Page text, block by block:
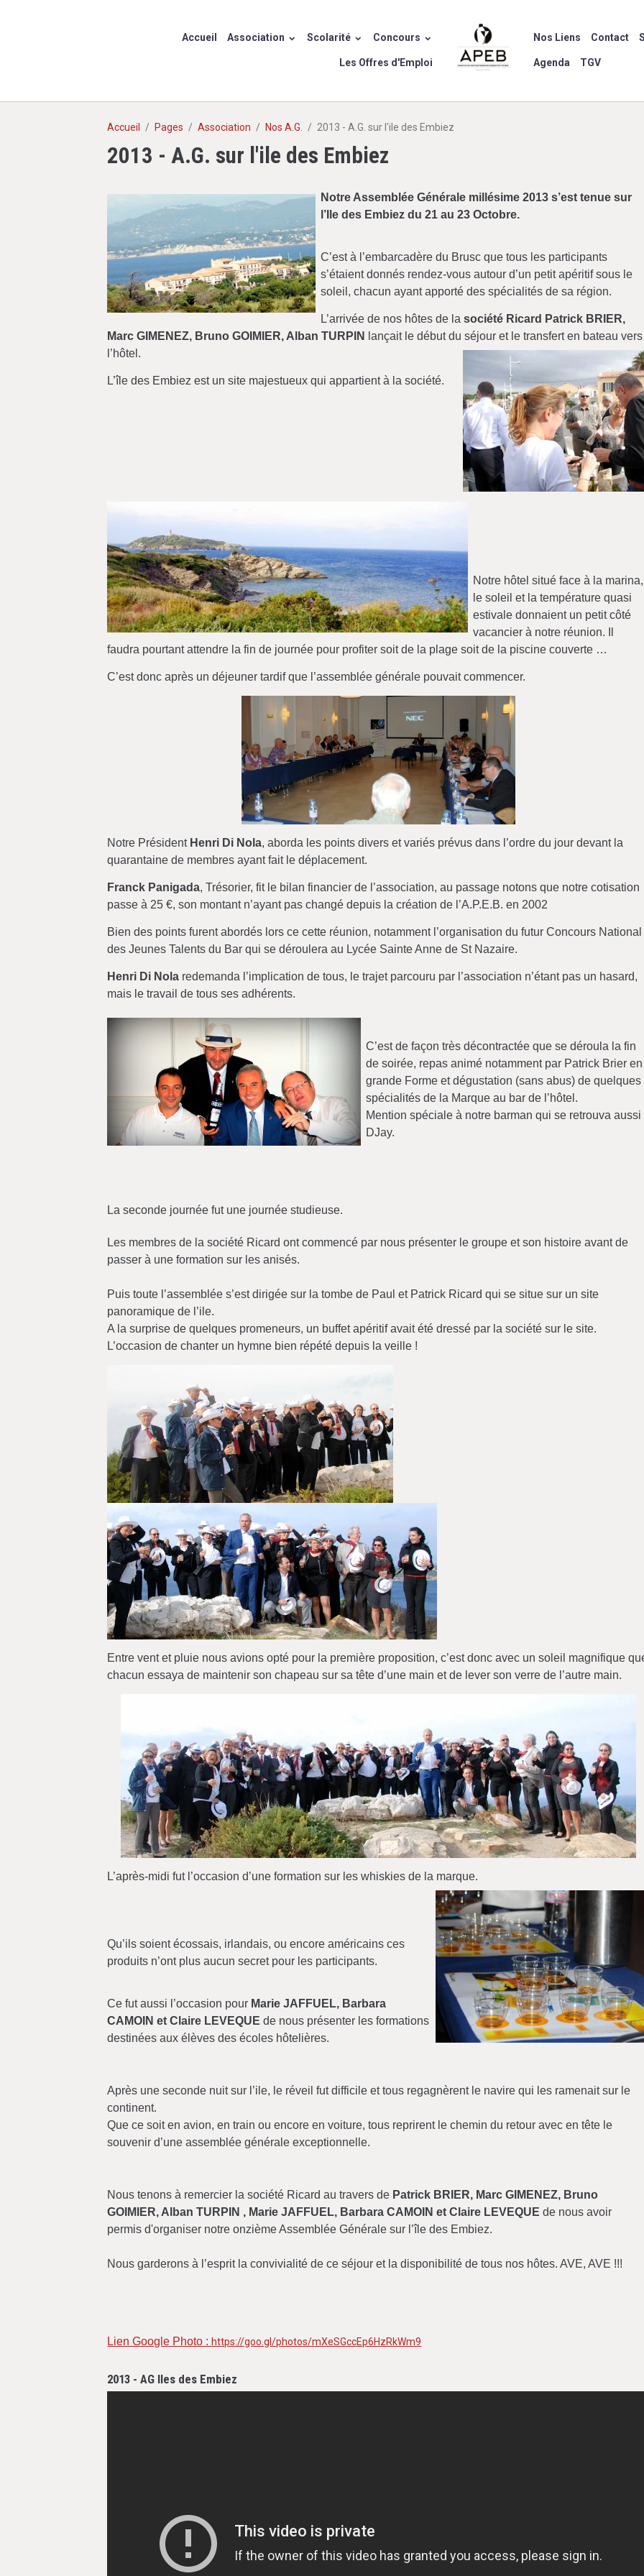
Accueil Association Scolarité Concours
Les Offres d'Emploi
Nos Liens Contact
Agenda TGV
Accueil Pages Association Nos A.G. 2013 - A.G. sur l'ile des Embiez
2013 - A.G. sur l'ile des Embiez
Notre Assemblée Générale millésime 2013 s’est tenue sur
l’Ile des Embiez du 21 au 23 Octobre.
C’est à l’embarcadère du Brusc que tous les participants
s’étaient donnés rendez-vous autour d’un petit apéritif sous le
soleil, chacun ayant apporté des spécialités de sa région.
L’arrivée de nos hôtes de lasociété Ricard Patrick BRIER,
Marc GIMENEZ, Bruno GOIMIER, Alban TURPIN
lançait le début du séjour et le transfert en bateau vers
l’hôtel.
L’île des Embiez est un site majestueux qui appartient à la société.
Notre hôtel situé face à la marina,
le soleil et la température quasi
estivale donnaient un petit côté
vacancier à notre réunion. Il
faudra pourtant attendre la fin de journée pour profiter soit de la plage soit de la piscine couverte …
C’est donc après un déjeuner tardif que l’assemblée générale pouvait commencer.
Notre Président Henri Di Nola, aborda les points divers et variés prévus dans l’ordre du jour devant la
quarantaine de membres ayant fait le déplacement.
Franck Panigada, Trésorier, fit le bilan financier de l’association, au passage notons que notre cotisation
passe à 25 €, son montant n’ayant pas changé depuis la création de l’A.P.E.B. en 2002
Bien des points furent abordés lors ce cette réunion, notamment l’organisation du futur Concours National
des Jeunes Talents du Bar qui se déroulera au Lycée Sainte Anne de St Nazaire.
Henri Di Nola redemanda l’implication de tous, le trajet parcouru par l’association n’étant pas un hasard,
mais le travail de tous ses adhérents.
C’est de façon très décontractée que se déroula la fin
de soirée, repas animé notamment par Patrick Brier en
grande Forme et dégustation (sans abus) de quelques
spécialités de la Marque au bar de l’hôtel.
Mention spéciale à notre barman qui se retrouva aussi
DJay.
La seconde journée fut une journée studieuse.
Les membres de la société Ricard ont commencé par nous présenter le groupe et son histoire avant de
passer à une formation sur les anisés.
Puis toute l’assemblée s’est dirigée sur la tombe de Paul et Patrick Ricard qui se situe sur un site
panoramique de l’ile.
A la surprise de quelques promeneurs, un buffet apéritif avait été dressé par la société sur le site.
L’occasion de chanter un hymne bien répété depuis la veille !
Entre vent et pluie nous avions opté pour la première proposition, c’est donc avec un soleil magnifique
chacun essaya de maintenir son chapeau sur sa tête d’une main et de lever son verre de l’autre main.
L’après-midi fut l’occasion d’une formation sur les whiskies de la marque.
Qu’ils soient écossais, irlandais, ou encore américains ces
produits n’ont plus aucun secret pour les participants.
Ce fut aussi l’occasion pour Marie JAFFUEL, Barbara
CAMOIN et Claire LEVEQUE de nous présenter les formations
destinées aux élèves des écoles hôtelières.
Après une seconde nuit sur l’ile, le réveil fut difficile et tous regagnèrent le navire qui les ramenait sur le
continent.
Que ce soit en avion, en train ou encore en voiture, tous reprirent le chemin du retour avec en tête le
souvenir d’une assemblée générale exceptionnelle.
Nous tenons à remercier la société Ricard au travers de Patrick BRIER, Marc GIMENEZ, Bruno
GOIMIER, Alban TURPIN , Marie JAFFUEL, Barbara CAMOIN et Claire LEVEQUE de nous avoir
permis d'organiser notre onzième Assemblée Générale sur l’île des Embiez.
Nous garderons à l’esprit la convivialité de ce séjour et la disponibilité de tous nos hôtes. AVE, AVE !!!
Lien Google Photo :https://goo.gl/photos/mXeSGccEp6HzRkWm9
2013 - AG Iles des Embiez